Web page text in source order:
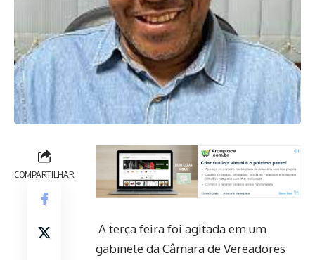
COMPARTILHAR
A terça feira foi agitada em um
gabinete da Câmara de Vereadores